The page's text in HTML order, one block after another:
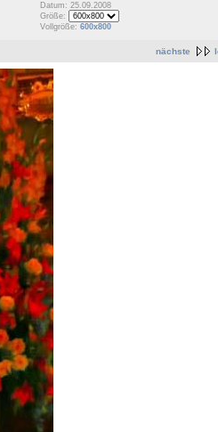
Datum: 25.09.2008
Größe:
Vollgröße: 600x800
nächste